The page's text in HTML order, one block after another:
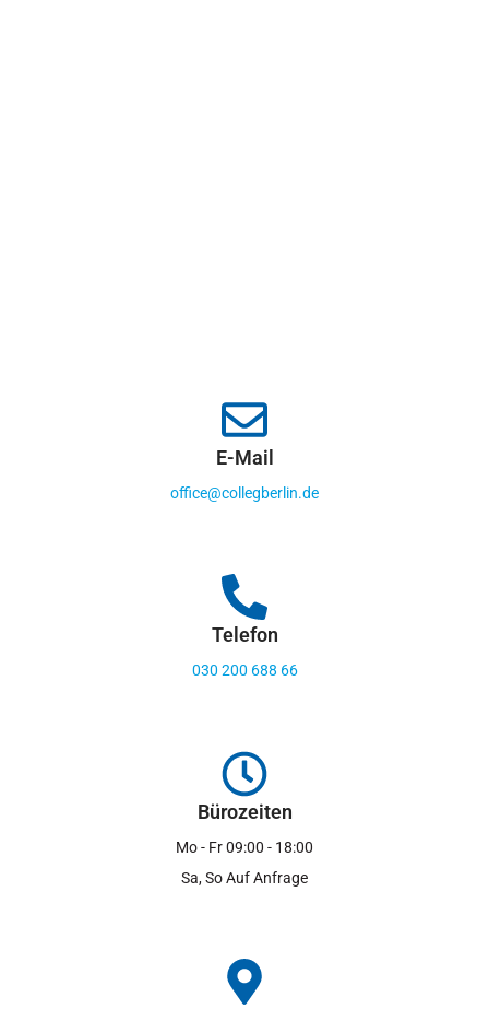
E-Mail
office@collegberlin.de
Telefon
030 200 688 66
Bürozeiten
Mo - Fr 09:00 - 18:00
Sa, So Auf Anfrage